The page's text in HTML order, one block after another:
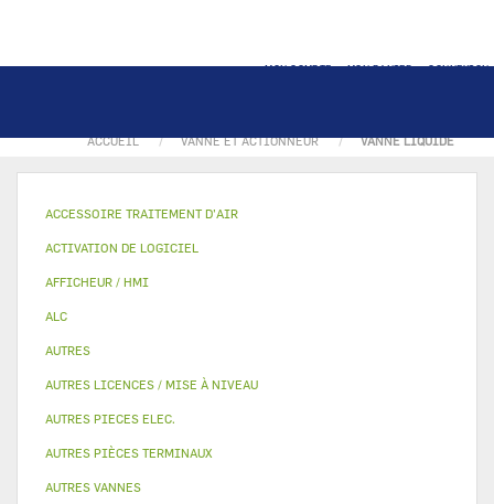
MON COMPTE MON PANIER CONNEXION
ACCUEIL VANNE ET ACTIONNEUR VANNE LIQUIDE
ACCESSOIRE TRAITEMENT D’AIR
ACTIVATION DE LOGICIEL
AFFICHEUR / HMI
ALC
AUTRES
AUTRES LICENCES / MISE À NIVEAU
AUTRES PIECES ELEC.
AUTRES PIÈCES TERMINAUX
AUTRES VANNES